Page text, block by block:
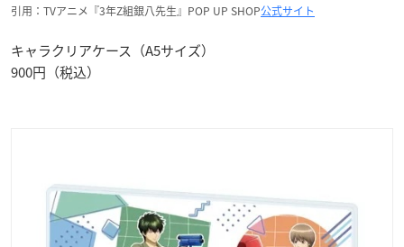
引用：TVアニメ『3年Z組銀八先生』POP UP SHOP公式サイト
キャラクリアケース（A5サイズ）
900円（税込）